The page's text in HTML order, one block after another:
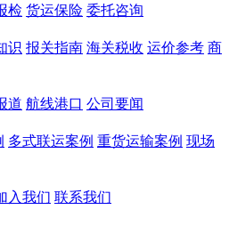
检 货运保险 委托咨询
识 报关指南 海关税收 运价参考 商
道 航线港口 公司要闻
多式联运案例 重货运输案例 现场
入我们 联系我们